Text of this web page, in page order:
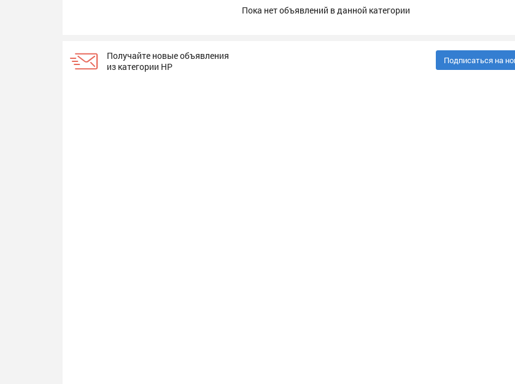
Пока нет объявлений в данной категории
Получайте новые объявления
из категории HP
Подписаться на